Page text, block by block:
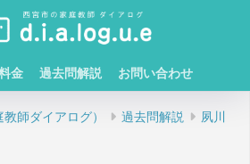
金 過去問解説 お問い合わせ
過去問解説
夙川